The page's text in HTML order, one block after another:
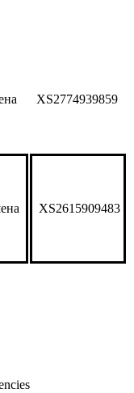
XS2774939859
XS2615909483